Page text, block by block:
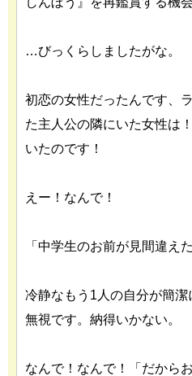
…びっくらしましたがな。
初恋の女性だったんです、
た主人公の隣にいた女性は
いたのです！
えー！なんで！
「中学生のお前が見間違え
冷静なもう1人の自分が簡
無視です。納得いかない。
なんで！なんで！「だから